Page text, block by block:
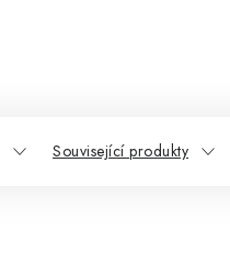
Související produkty